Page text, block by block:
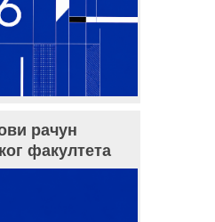
рачун
факултета